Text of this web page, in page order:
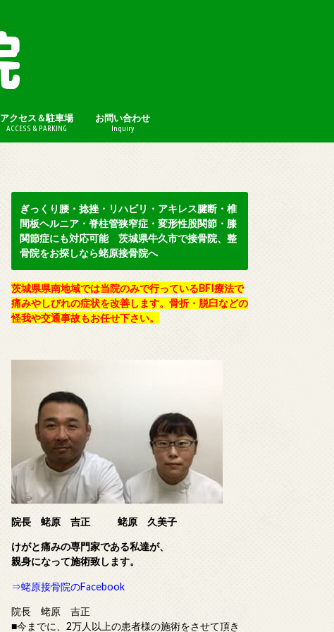
アクセス＆駐車場
ACCESS & PARKING
お問い合わせ
Inquiry
ぎっくり腰・捻挫・リハビリ・アキレス腱断・椎
間板ヘルニア・脊柱管狭窄症・変形性股関節・膝
関節症にも対応可能 茨城県牛久市で接骨院、整
骨院をお探しなら蛯原接骨院へ
茨城県県南地域では当院のみで行っているBFI療法で
痛みやしびれの症状を改善します。骨折・脱臼などの
怪我や交通事故もお任せ下さい。
院長 蛯原 吉正 蛯原 久美子
けがと痛みの専門家である私達が、
親身になって施術致します。
⇒蛯原接骨院のFacebook
院長 蛯原 吉正
■今までに、2万人以上の患者様の施術をさせて頂き